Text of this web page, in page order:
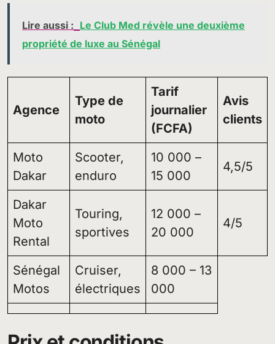
Lire aussi : Le Club Med révèle une deuxième
propriété de luxe au Sénégal
Agence
Type de
moto
Tarif
journalier
(FCFA)
Avis
clients
Moto
Dakar
Scooter,
enduro
10 000 –
15 000
4,5/5
Dakar
Moto
Rental
Touring,
sportives
12 000 –
20 000
4/5
Sénégal
Motos
Cruiser,
électriques
8 000 – 13
000